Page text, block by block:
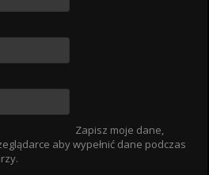
Zapisz moje dane,
aby wypełnić dane podczas